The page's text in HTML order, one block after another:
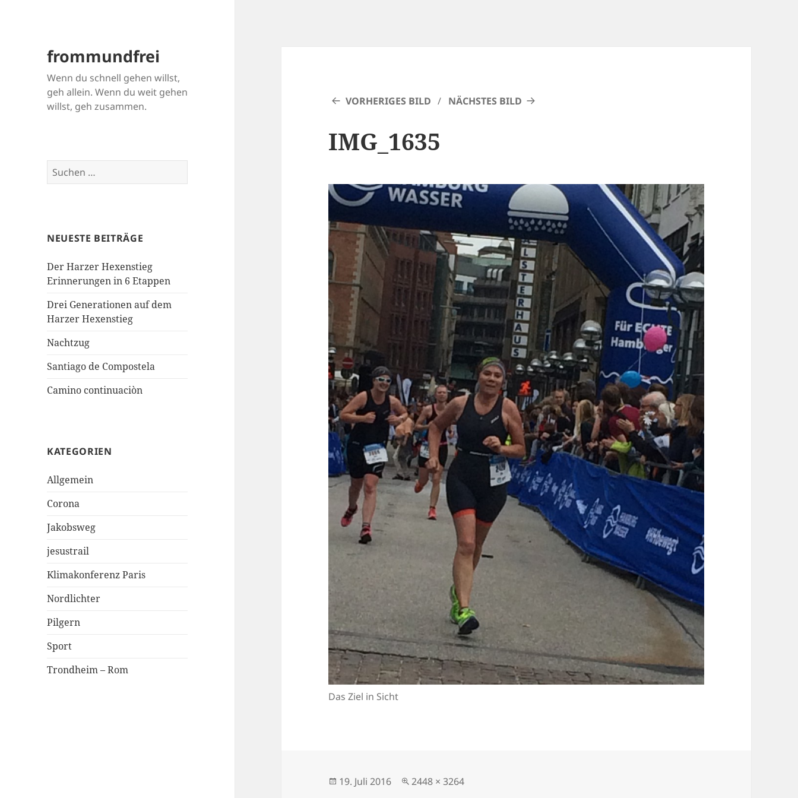
frommundfrei
Wenn du schnell gehen willst,
geh allein. Wenn du weit gehen
willst, geh zusammen.
Suchen
nach:
NEUESTE BEITRÄGE
Der Harzer Hexenstieg
Erinnerungen in 6 Etappen
Drei Generationen auf dem
Harzer Hexenstieg
Nachtzug
Santiago de Compostela
Camino continuaciòn
KATEGORIEN
Allgemein
Corona
Jakobsweg
jesustrail
Klimakonferenz Paris
Nordlichter
Pilgern
Sport
Trondheim – Rom
VORHERIGES BILD NÄCHSTES BILD
IMG_1635
Das Ziel in Sicht
Veröffentlicht
19. Juli 2016 Originalgröße
2448 × 3264